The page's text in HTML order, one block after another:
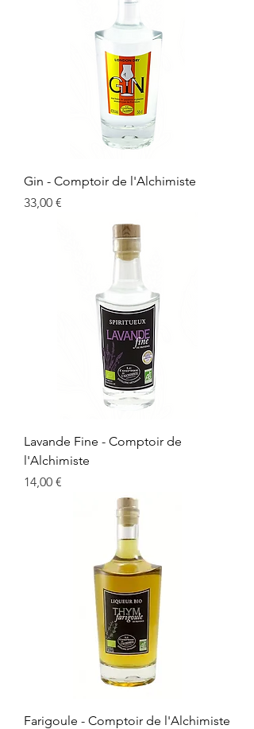
Gin - Comptoir de l'Alchimiste
Prix
33,00 €
Lavande Fine - Comptoir de
l'Alchimiste
Prix
14,00 €
Farigoule - Comptoir de l'Alchimiste